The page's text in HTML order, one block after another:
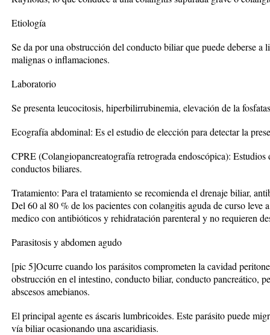
Etiología
Se da por una obstrucción del conducto biliar que puede deberse a
malignas o inflamaciones.
Laboratorio
Se presenta leucocitosis, hiperbilirrubinemia, elevación de la
Ecografía abdominal: Es el estudio de elección para detectar la
CPRE (Colangiopancreatografía retrograda endoscópica): Estudios
conductos biliares.
Tratamiento: Para el tratamiento se recomienda el drenaje biliar,
Del 60 al 80 % de los pacientes con colangitis aguda de curso leve
medico con antibióticos y rehidratación parenteral y no requieren
Parasitosis y abdomen agudo
[pic 5]Ocurre cuando los parásitos comprometen la cavidad
obstrucción en el intestino, conducto biliar, conducto pancreático,
abscesos amebianos.
El principal agente esáscaris lumbricoides. Este parásito puede
vía biliar ocasionando una ascaridiasis.